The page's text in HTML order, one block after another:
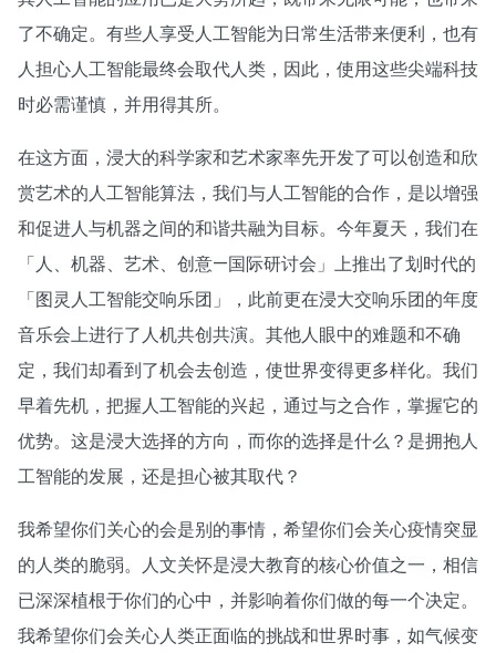
了不确定。有些人享受人工智能为日常生活带来便利，也有
人担心人工智能最终会取代人类，因此，使用这些尖端科技
时必需谨慎，并用得其所。
在这方面，浸大的科学家和艺术家率先开发了可以创造和欣
赏艺术的人工智能算法，我们与人工智能的合作，是以增强
和促进人与机器之间的和谐共融为目标。今年夏天，我们在
「人、机器、艺术、创意—国际研讨会」上推出了划时代的
「图灵人工智能交响乐团」，此前更在浸大交响乐团的年度
音乐会上进行了人机共创共演。其他人眼中的难题和不确
定，我们却看到了机会去创造，使世界变得更多样化。我们
早着先机，把握人工智能的兴起，通过与之合作，掌握它的
优势。这是浸大选择的方向，而你的选择是什么？是拥抱人
工智能的发展，还是担心被其取代？
我希望你们关心的会是别的事情，希望你们会关心疫情突显
的人类的脆弱。人文关怀是浸大教育的核心价值之一，相信
已深深植根于你们的心中，并影响着你们做的每一个决定。
我希望你们会关心人类正面临的挑战和世界时事，如气候变